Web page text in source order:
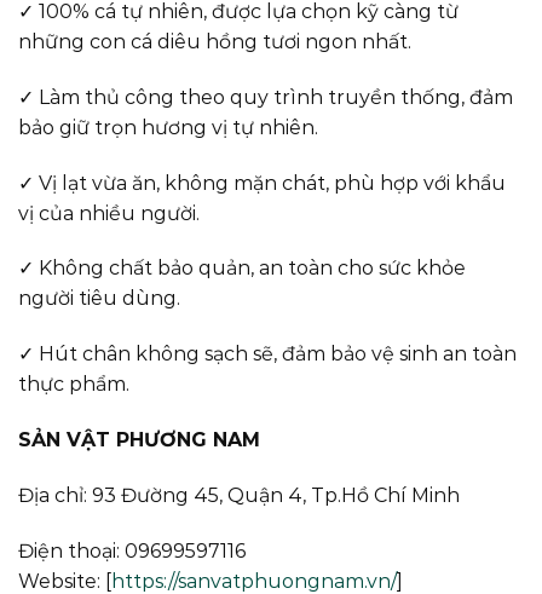
✓ 100% cá tự nhiên, được lựa chọn kỹ càng từ
những con cá diêu hồng tươi ngon nhất.
✓ Làm thủ công theo quy trình truyền thống, đảm
bảo giữ trọn hương vị tự nhiên.
✓ Vị lạt vừa ăn, không mặn chát, phù hợp với khẩu
vị của nhiều người.
✓ Không chất bảo quản, an toàn cho sức khỏe
người tiêu dùng.
✓ Hút chân không sạch sẽ, đảm bảo vệ sinh an toàn
thực phẩm.
SẢN VẬT PHƯƠNG NAM
Địa chỉ: 93 Đường 45, Quận 4, Tp.Hồ Chí Minh
Điện thoại: 09699597116
Website: [https://sanvatphuongnam.vn/]